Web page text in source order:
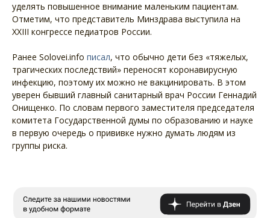
уделять повышенное внимание маленьким пациентам.
Отметим, что представитель Минздрава выступила на
ХХIII конгрессе педиатров России.
Ранее Solovei.info писал, что обычно дети без «тяжелых,
трагических последствий» переносят коронавирусную
инфекцию, поэтому их можно не вакцинировать. В этом
уверен бывший главный санитарный врач России Геннадий
Онищенко. По словам первого заместителя председателя
комитета Государственной думы по образованию и науке
в первую очередь о прививке нужно думать людям из
группы риска.